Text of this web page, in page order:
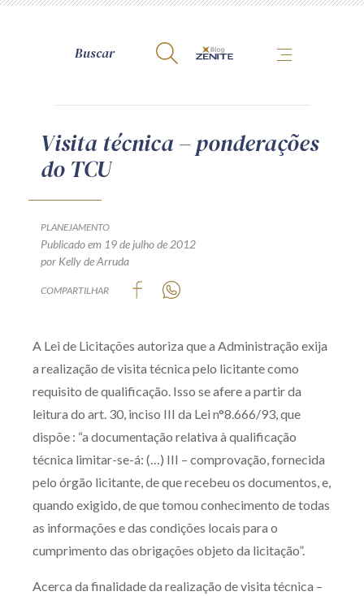
A Zênite
Termos de uso
Guia de Direitos dos Titulares de Dados
Produtos e serviços
Orientação por Escrito
Mentoria Zênite
Capacitação
Visita técnica – ponderações
do TCU
PLANEJAMENTO
Publicado em 19 de julho de 2012
por Kelly de Arruda
COMPARTILHAR
A Lei de Licitações autoriza que a Administração exija
a realização de visita técnica pelo licitante como
requisito de qualificação. Isso se afere a partir da
leitura do art. 30, inciso III da Lei n°8.666/93, que
dispõe : “a documentação relativa à qualificação
técnica limitar-se-á: (…) III – comprovação, fornecida
pelo órgão licitante, de que recebeu os documentos, e,
quando exigido, de que tomou conhecimento de todas
as informações e das condições locais para o
cumprimento das obrigações objeto da licitação”.
Acerca da finalidade da realização de visita técnica –